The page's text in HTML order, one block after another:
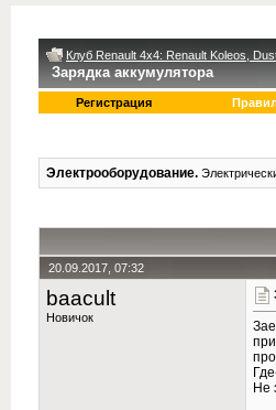
Клуб Renault 4x4: Renault Koleos,
Зарядка аккумулятора
Регистрация
Электрооборудование.
20.09.2017, 07:32
baacult
Новичок
Не